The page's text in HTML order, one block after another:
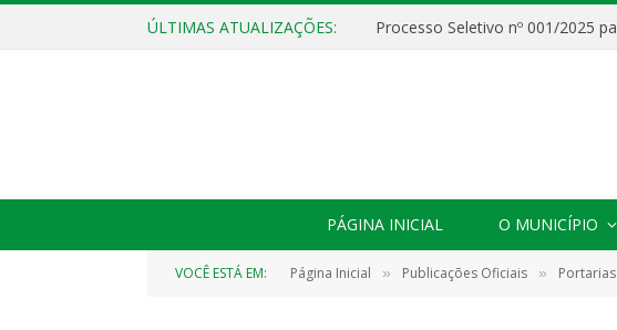
ÚLTIMAS ATUALIZAÇÕES:
PÁGINA INICIAL O MUNICÍPIO
VOCÊ ESTÁ EM: Página Inicial » Publicações Oficiais » Portarias